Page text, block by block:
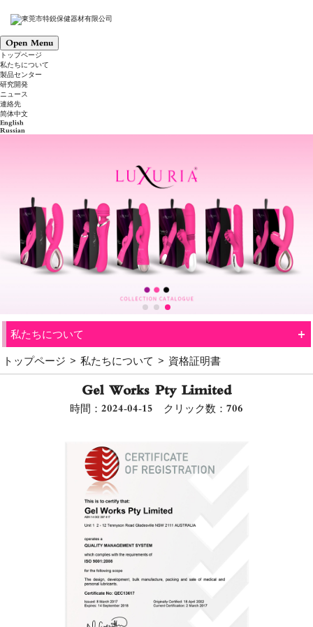
Open Menu
トップページ
私たちについて
製品センター
研究開発
ニュース
連絡先
简体中文
English
Russian
私たちについて +
トップページ >私たちについて > 資格証明書
Gel Works Pty Limited
時間：2024-04-15 クリック数： 706